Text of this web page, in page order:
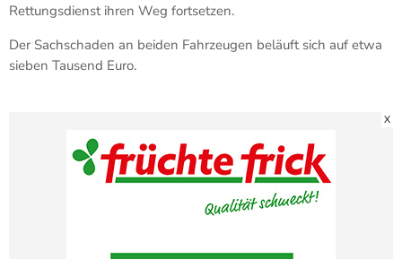
Rettungsdienst ihren Weg fortsetzen.
Der Sachschaden an beiden Fahrzeugen beläuft sich auf etwa
sieben Tausend Euro.
X